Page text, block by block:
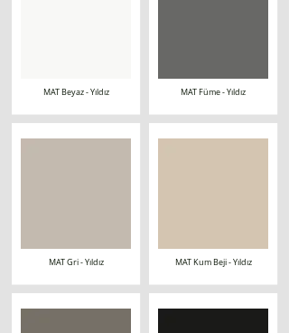
MAT Beyaz - Yıldız
MAT Gri - Yıldız
MAT Füme - Yıldız
MAT Kum Beji - Yıldız